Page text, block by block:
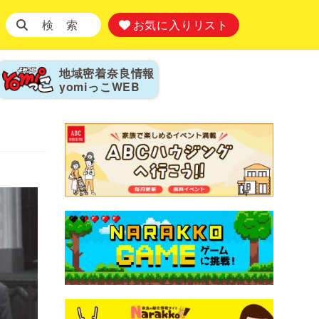
検 索 お気に入りリスト
地域密着奈良情報
yomiっこ WEB